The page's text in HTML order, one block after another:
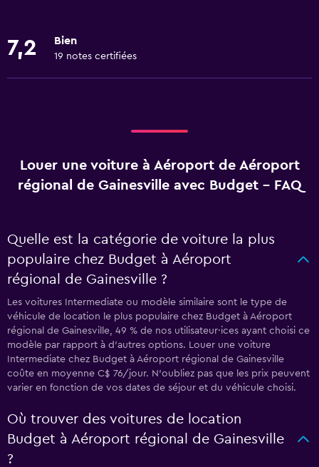
7,2 Bien
19 notes certifiées
Louer une voiture à Aéroport de Aéroport
régional de Gainesville avec Budget - FAQ
Quelle est la catégorie de voiture la plus
populaire chez Budget à Aéroport
régional de Gainesville ?
Les voitures Intermediate ou modèle similaire sont le type de
véhicule de location le plus populaire chez Budget à Aéroport
régional de Gainesville, 49 % de nos utilisateur·ices ayant choisi ce
modèle par rapport à d’autres options. Louer une voiture
Intermediate chez Budget à Aéroport régional de Gainesville
coûte en moyenne C$ 76/jour. N'oubliez pas que les prix peuvent
varier en fonction de vos dates de séjour et du véhicule choisi.
Où trouver des voitures de location
Budget à Aéroport régional de Gainesville
?